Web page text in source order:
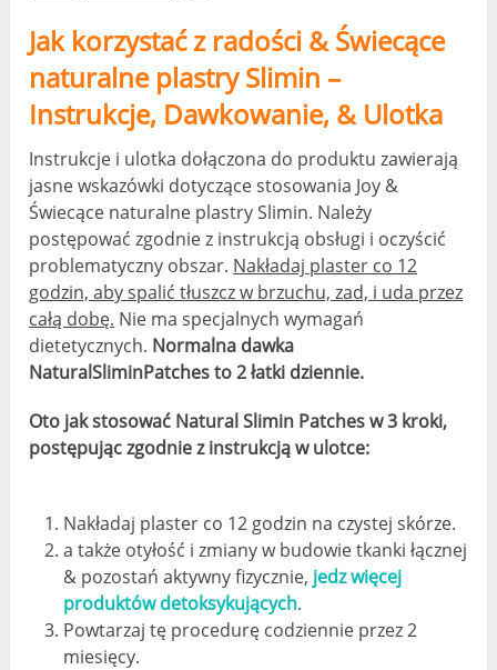
Jak korzystać z radości & Świecące
naturalne plastry Slimin –
Instrukcje, Dawkowanie, & Ulotka
Instrukcje i ulotka dołączona do produktu zawierają
jasne wskazówki dotyczące stosowania Joy &
Świecące naturalne plastry Slimin. Należy
postępować zgodnie z instrukcją obsługi i oczyścić
problematyczny obszar. Nakładaj plaster co 12
godzin, aby spalić tłuszcz w brzuchu, zad, i uda przez
całą dobę. Nie ma specjalnych wymagań
dietetycznych. Normalna dawka
NaturalSliminPatches to 2 łatki dziennie.
Oto jak stosować Natural Slimin Patches w 3 kroki,
postępując zgodnie z instrukcją w ulotce:
Nakładaj plaster co 12 godzin na czystej skórze.
a także otyłość i zmiany w budowie tkanki łącznej
& pozostań aktywny fizycznie, jedz więcej
produktów detoksykujących.
Powtarzaj tę procedurę codziennie przez 2
miesięcy.